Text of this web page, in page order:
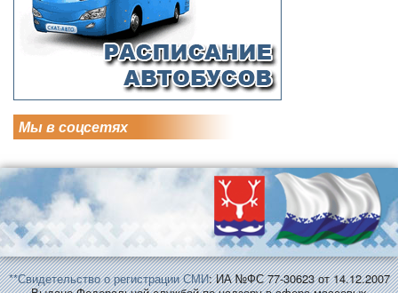
Мы в соцсетях
**Свидетельство о регистрации СМИ: ИА №ФС 77-30623 от 14.12.2007